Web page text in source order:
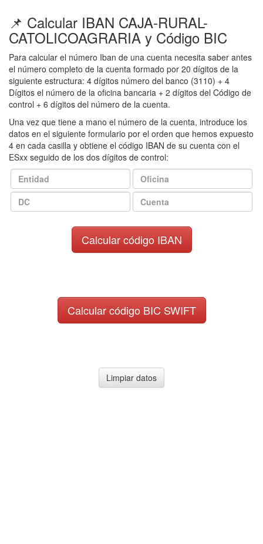
📌 Calcular IBAN CAJA-RURAL-
CATOLICOAGRARIA y Código BIC
Para calcular el número Iban de una cuenta necesita saber antes
el número completo de la cuenta formado por 20 dígitos de la
siguiente estructura: 4 dígitos número del banco (3110) + 4
Dígitos el número de la oficina bancaria + 2 dígitos del Código de
control + 6 dígitos del número de la cuenta.
Una vez que tiene a mano el número de la cuenta, introduce los
datos en el siguiente formulario por el orden que hemos expuesto
4 en cada casilla y obtiene el código IBAN de su cuenta con el
ESxx seguido de los dos dígitos de control: